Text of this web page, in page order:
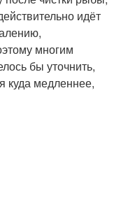
идёт
многим
бы уточнить,
куда медленнее,